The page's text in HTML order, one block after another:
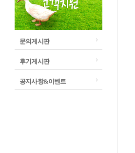
문의게시판
후기게시판
공지사항&이벤트